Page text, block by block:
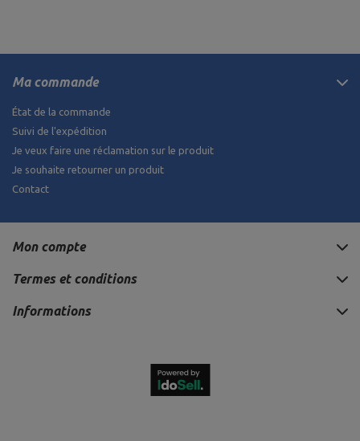
Ma commande
État de la commande
Suivi de l'expédition
Je veux faire une réclamation sur le produit
Je souhaite retourner un produit
Contact
Mon compte
Termes et conditions
Informations